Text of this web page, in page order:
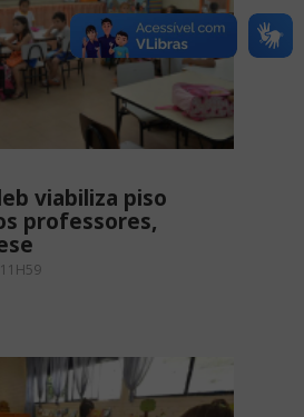
viabiliza piso
professores,